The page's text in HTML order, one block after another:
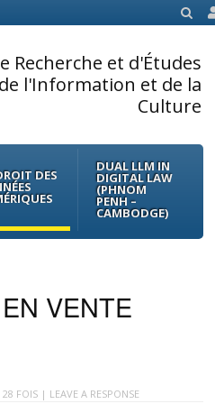
SEARCH
Recherche et d'Études
l'Information et de la
Culture
DES
DUAL LLM IN
DIGITAL LAW
(PHNOM
PENH –
CAMBODGE)
VENTE
FOIS | LEAVE A RESPONSE